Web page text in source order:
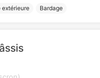
extérieure Bardage